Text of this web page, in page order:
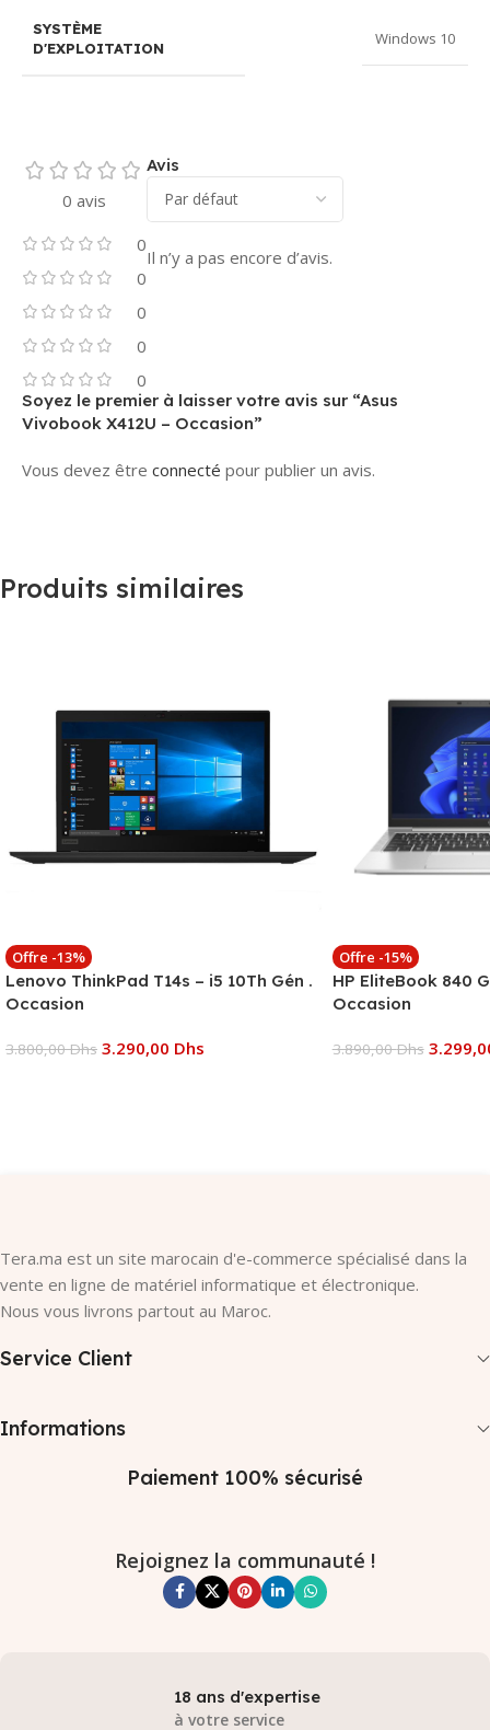
SYSTÈME
D'EXPLOITATION
Windows 10
0 avis
0
0
0
0
0
Avis
Il n’y a pas encore d’avis.
Soyez le premier à laisser votre avis sur “Asus
Vivobook X412U – Occasion”
Vous devez être connecté pour publier un avis.
Produits similaires
Offre -13%
Lenovo ThinkPad T14s – i5 10Th Gén .
Occasion
3.800,00Dhs 3.290,00 Dhs
Offre -15%
HP EliteBook 840
Occasion
3.890,00Dhs
Tera.ma est un site marocain d'e-commerce spécialisé dans la
vente en ligne de matériel informatique et électronique.
Nous vous livrons partout au Maroc.
Service Client
Informations
Paiement 100% sécurisé
Rejoignez la communauté !
18 ans d'expertise
à votre service